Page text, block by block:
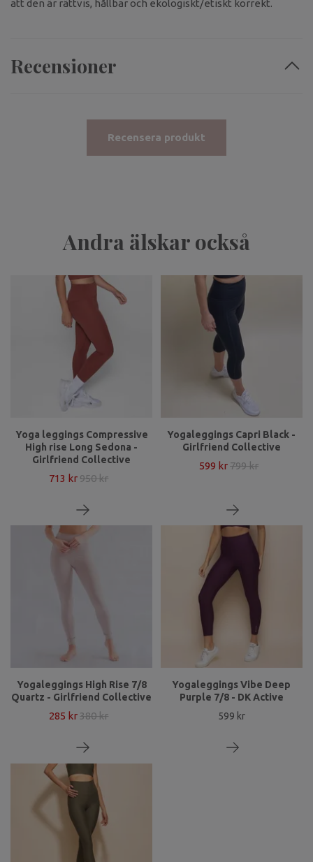
att den är rättvis, hållbar och ekologiskt/etiskt korrekt.
Recensioner
Recensera produkt
Andra älskar också
Yoga leggings Compressive
High rise Long Sedona -
Girlfriend Collective
713 kr 950 kr
Yogaleggings Capri Black -
Girlfriend Collective
599 kr799 kr
Yogaleggings High Rise 7/8
Quartz - Girlfriend Collective
285 kr 380 kr
Yogaleggings Vibe Deep
Purple 7/8 - DK Active
599 kr